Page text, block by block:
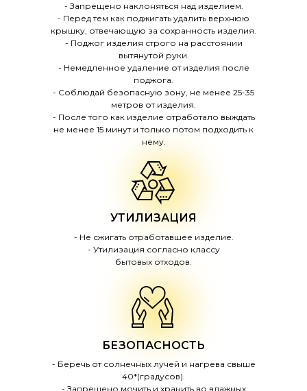
УТИЛИЗАЦИЯ
БЕЗОПАСНОСТЬ
- Не сжигать отработавшее изделие.
- Утилизация согласно классу
бытовых отходов.
- Беречь от солнечных лучей и нагрева свыше
40*(градусов).
- Запрещено мочить и хранить во влажных
- Запрещено наклоняться над изделием.
- Перед тем как поджигать удалить верхнюю
крышку, отвечающую за сохранность изделия.
- Поджог изделия строго на расстоянии
вытянутой руки.
- Немедленное удаление от изделия после
поджога.
- Соблюдай безопасную зону, не менее 25-35
метров от изделия.
- После того как изделие отработало выждать
не менее 15 минут и только потом подходить к
нему.